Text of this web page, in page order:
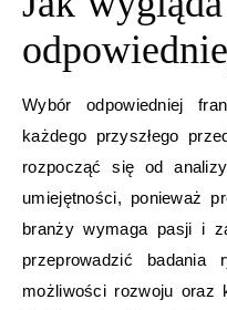
Wybór odpowiedniej
każdego przyszłego
rozpocząć się od
umiejętności, ponieważ
branży wymaga pasji i
przeprowadzić badania
możliwości rozwoju oraz